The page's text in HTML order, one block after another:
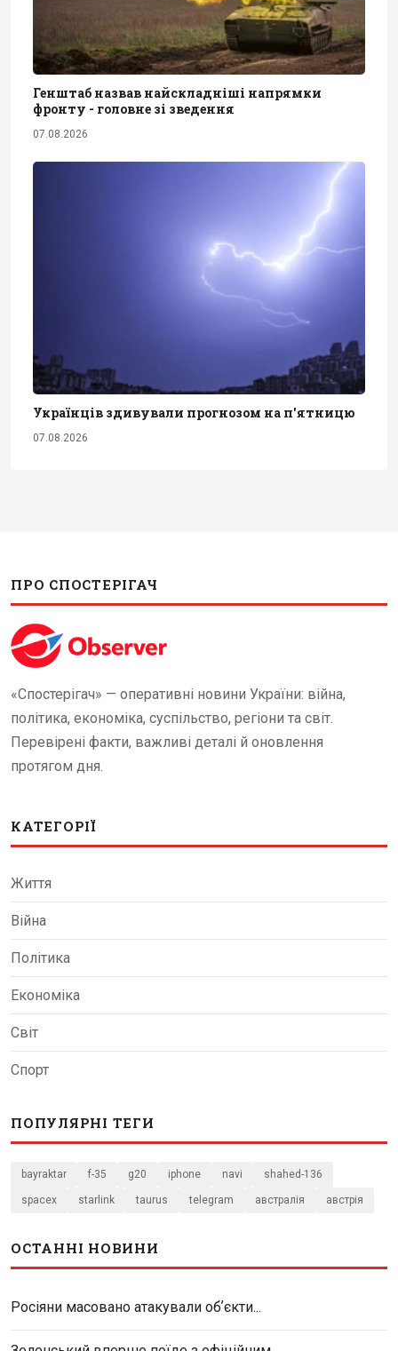
Генштаб назвав найскладніші напрямки
фронту - головне зі зведення
07.08.2026
Українців здивували прогнозом на п'ятницю
07.08.2026
ПРО СПОСТЕРІГАЧ
«Спостерігач» — оперативні новини України: війна,
політика, економіка, суспільство, регіони та світ.
Перевірені факти, важливі деталі й оновлення
протягом дня.
КАТЕГОРІЇ
Життя
Війна
Політика
Економіка
Світ
Спорт
ПОПУЛЯРНІ ТЕГИ
bayraktar f-35 g20 iphone navi shahed-136
spacex starlink taurus telegram австралія австрія
ОСТАННІ НОВИНИ
Росіяни масовано атакували обʼєкти...